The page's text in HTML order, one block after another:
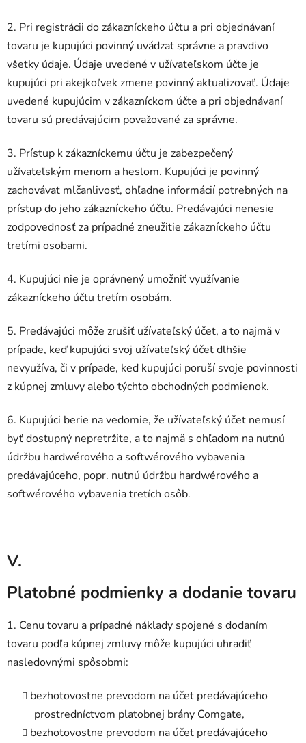
2. Pri registrácii do zákazníckeho účtu a pri objednávaní
tovaru je kupujúci povinný uvádzať správne a pravdivo
všetky údaje. Údaje uvedené v užívateľskom účte je
kupujúci pri akejkoľvek zmene povinný aktualizovať. Údaje
uvedené kupujúcim v zákazníckom účte a pri objednávaní
tovaru sú predávajúcim považované za správne.
3. Prístup k zákazníckemu účtu je zabezpečený
užívateľským menom a heslom. Kupujúci je povinný
zachovávať mlčanlivosť, ohľadne informácií potrebných na
prístup do jeho zákazníckeho účtu. Predávajúci nenesie
zodpovednosť za prípadné zneužitie zákazníckeho účtu
tretími osobami.
4. Kupujúci nie je oprávnený umožniť využívanie
zákazníckeho účtu tretím osobám.
5. Predávajúci môže zrušiť užívateľský účet, a to najmä v
prípade, keď kupujúci svoj užívateľský účet dlhšie
nevyužíva, či v prípade, keď kupujúci poruší svoje povinnosti
z kúpnej zmluvy alebo týchto obchodných podmienok.
6. Kupujúci berie na vedomie, že užívateľský účet nemusí
byť dostupný nepretržite, a to najmä s ohľadom na nutnú
údržbu hardwérového a softwérového vybavenia
predávajúceho, popr. nutnú údržbu hardwérového a
softwérového vybavenia tretích osôb.
V.
Platobné podmienky a dodanie tovaru
1. Cenu tovaru a prípadné náklady spojené s dodaním
tovaru podľa kúpnej zmluvy môže kupujúci uhradiť
nasledovnými spôsobmi:
bezhotovostne prevodom na účet predávajúceho
prostredníctvom platobnej brány Comgate,
bezhotovostne prevodom na účet predávajúceho